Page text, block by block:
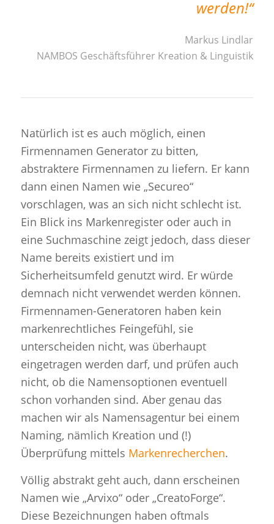
werden!“
Markus Lindlar
NAMBOS Geschäftsführer Kreation & Linguistik
Natürlich ist es auch möglich, einen
Firmennamen Generator zu bitten,
abstraktere Firmennamen zu liefern. Er kann
dann einen Namen wie „Secureo“
vorschlagen, was an sich nicht schlecht ist.
Ein Blick ins Markenregister oder auch in
eine Suchmaschine zeigt jedoch, dass dieser
Name bereits existiert und im
Sicherheitsumfeld genutzt wird. Er würde
demnach nicht verwendet werden können.
Firmennamen-Generatoren haben kein
markenrechtliches Feingefühl, sie
unterscheiden nicht, was überhaupt
eingetragen werden darf, und prüfen auch
nicht, ob die Namensoptionen eventuell
schon vorhanden sind. Aber genau das
machen wir als Namensagentur bei einem
Naming, nämlich Kreation und (!)
Überprüfung mittels Markenrecherchen.
Völlig abstrakt geht auch, dann erscheinen
Namen wie „Arvixo“ oder „CreatoForge“.
Diese Bezeichnungen haben oftmals